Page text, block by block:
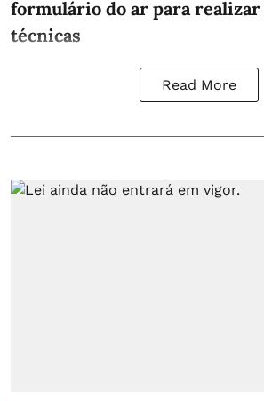
formulário do ar para
técnicas
Read More